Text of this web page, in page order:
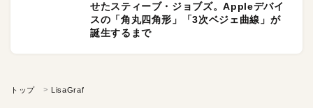
せたスティーブ・ジョブズ。Appleデバイ
スの「角丸四角形」「3次ベジェ曲線」が
誕生するまで
トップ LisaGraf